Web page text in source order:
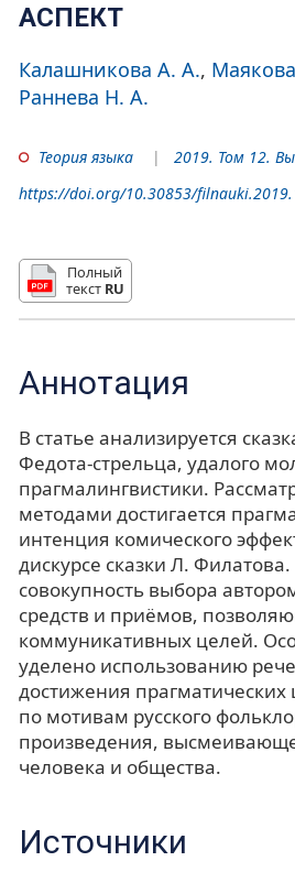
АСПЕКТ
Калашникова А. А.
Раннева Н. А.
Теория языка
2019. Том 12.
https://doi.org/10.30853/
Полный
текст RU
Аннотация
В статье анализируется
Федота-стрельца, удалого
прагмалингвистики.
методами достигается
интенция комического
дискурсе сказки Л.
совокупность выбора
средств и приёмов,
коммуникативных целей.
уделено использованию
достижения прагматических
по мотивам русского
произведения,
человека и общества.
Источники